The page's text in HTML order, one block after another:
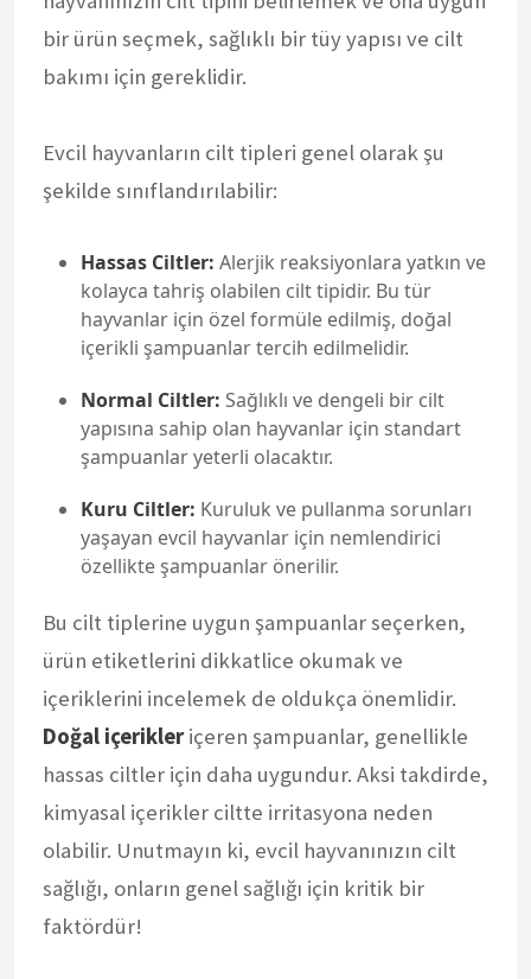
bir ürün seçmek, sağlıklı bir tüy yapısı ve cilt
bakımı için gereklidir.
Evcil hayvanların cilt tipleri genel olarak şu
şekilde sınıflandırılabilir:
Hassas Ciltler: Alerjik reaksiyonlara yatkın ve
kolayca tahriş olabilen cilt tipidir. Bu tür
hayvanlar için özel formüle edilmiş, doğal
içerikli şampuanlar tercih edilmelidir.
Normal Ciltler: Sağlıklı ve dengeli bir cilt
yapısına sahip olan hayvanlar için standart
şampuanlar yeterli olacaktır.
Kuru Ciltler: Kuruluk ve pullanma sorunları
yaşayan evcil hayvanlar için nemlendirici
özellikte şampuanlar önerilir.
Bu cilt tiplerine uygun şampuanlar seçerken,
ürün etiketlerini dikkatlice okumak ve
içeriklerini incelemek de oldukça önemlidir.
Doğal içerikleriçeren şampuanlar, genellikle
hassas ciltler için daha uygundur. Aksi takdirde,
kimyasal içerikler ciltte irritasyona neden
olabilir. Unutmayın ki, evcil hayvanınızın cilt
sağlığı, onların genel sağlığı için kritik bir
faktördür!